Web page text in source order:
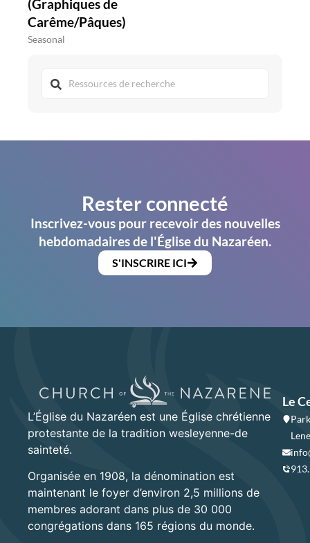
(Graphiques de
Carême/Pâques)
Seasonal
Rester connecté
Inscrivez-vous pour recevoir des nouvelles
hebdomadaires de l'Église du Nazaréen.
S'INSCRIRE ICI
L’Église du Nazaréen est une Église chrétienne
protestante de la tradition wesleyenne-de
sainteté.
Organisée en 1908, la dénomination est
maintenant le foyer d’environ 2,5 millions de
membres adorant dans plus de 30 000
congrégations dans 165 régions du monde.
Le